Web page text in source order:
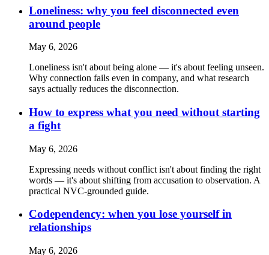
Loneliness: why you feel disconnected even
around people
May 6, 2026
Loneliness isn't about being alone — it's about feeling unseen.
Why connection fails even in company, and what research
says actually reduces the disconnection.
How to express what you need without starting
a fight
May 6, 2026
Expressing needs without conflict isn't about finding the right
words — it's about shifting from accusation to observation. A
practical NVC-grounded guide.
Codependency: when you lose yourself in
relationships
May 6, 2026